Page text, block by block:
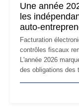
Une année
les
auto-
Facturation
contrôles fiscaux
L'année 2026
des obligations des
les auto-